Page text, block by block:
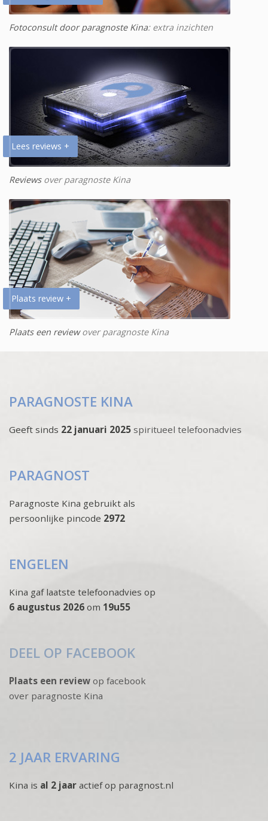
Fotoconsult door paragnoste Kina: extra inzichten
Lees reviews +
Reviewsover paragnoste Kina
Plaats review +
Plaats een reviewover paragnoste Kina
PARAGNOSTE KINA
Geeft sinds 22 januari 2025 spiritueel telefoonadvies
PARAGNOST
Paragnoste Kina gebruikt als
persoonlijke pincode 2972
ENGELEN
Kina gaf laatste telefoonadvies op
6 augustus 2026 om 19u55
DEEL OP FACEBOOK
Plaats een review op facebook
over paragnoste Kina
2 JAAR ERVARING
Kina is al 2 jaar actief op paragnost.nl